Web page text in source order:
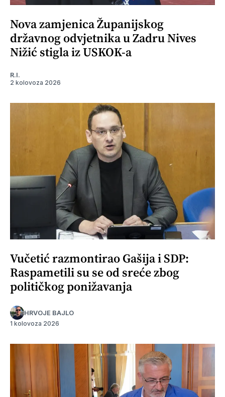
Nova zamjenica Županijskog
državnog odvjetnika u Zadru Nives
Nižić stigla iz USKOK-a
R.I.
2 kolovoza 2026
Vučetić razmontirao Gašija i SDP:
Raspametili su se od sreće zbog
političkog ponižavanja
HRVOJE BAJLO
1 kolovoza 2026